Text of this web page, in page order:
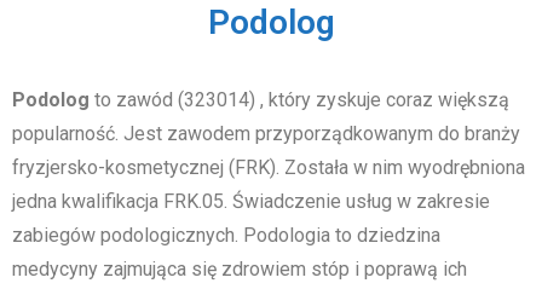
Podolog
Podolog to zawód (323014) , który zyskuje coraz większą
popularność. Jest zawodem przyporządkowanym do branży
fryzjersko-kosmetycznej (FRK). Została w nim wyodrębniona
jedna kwalifikacja FRK.05. Świadczenie usług w zakresie
zabiegów podologicznych. Podologia to dziedzina
medycyny zajmująca się zdrowiem stóp i poprawą ich